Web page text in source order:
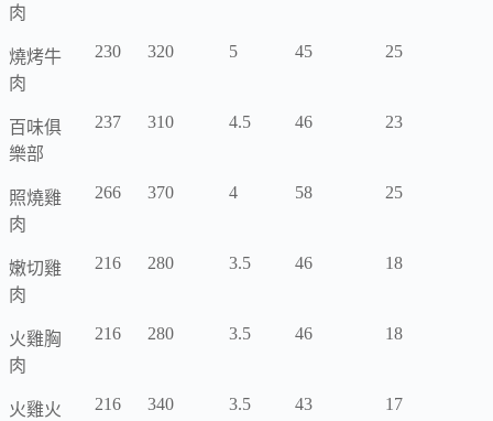
肉
燒烤牛
肉
230 320 5 45 25
百味俱
樂部
237 310 4.5 46 23
照燒雞
肉
266 370 4 58 25
嫩切雞
肉
216 280 3.5 46 18
火雞胸
肉
216 280 3.5 46 18
火雞火
216 340 3.5 43 17